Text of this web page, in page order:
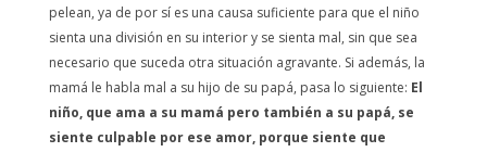
pelean, ya de por sí es una causa suficiente para que el niño
sienta una división en su interior y se sienta mal, sin que sea
necesario que suceda otra situación agravante. Si además, la
mamá le habla mal a su hijo de su papá, pasa lo siguiente: El
niño, que ama a su mamá pero también a su papá, se
siente culpable por ese amor, porque siente que